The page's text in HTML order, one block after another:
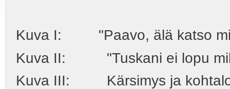
Kuva I: "Paavo, älä katso
Kuva II: "Tuskani ei lopu
Kuva III: Kärsimys ja